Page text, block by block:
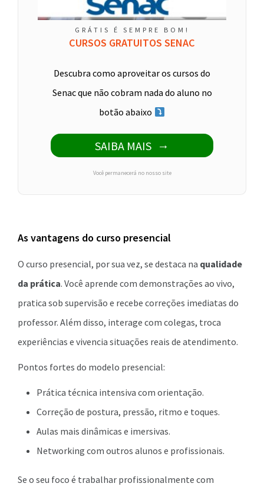
GRÁTIS É SEMPRE BOM!
CURSOS GRATUITOS SENAC
Descubra como aproveitar os cursos do
Senac que não cobram nada do aluno no
botão abaixo
SAIBA MAIS
Você permanecerá no nosso site
As vantagens do curso presencial
O curso presencial, por sua vez, se destaca na qualidade
da prática. Você aprende com demonstrações ao vivo,
pratica sob supervisão e recebe correções imediatas do
professor. Além disso, interage com colegas, troca
experiências e vivencia situações reais de atendimento.
Pontos fortes do modelo presencial:
Prática técnica intensiva com orientação.
Correção de postura, pressão, ritmo e toques.
Aulas mais dinâmicas e imersivas.
Networking com outros alunos e profissionais.
Se o seu foco é trabalhar profissionalmente com